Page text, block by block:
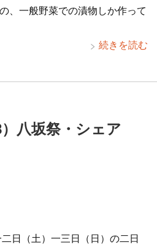
、一般野菜での漬物しか作って
続きを読む
八坂祭・シェア
日（土）一三日（日）の二日